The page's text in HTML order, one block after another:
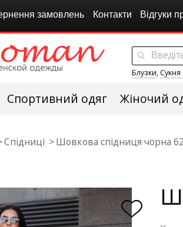
замовлень Контакти Відгуки
Блузки, Сукня
Спортивний одяг Жіночий
Спідниці Шовкова спідниця чорна